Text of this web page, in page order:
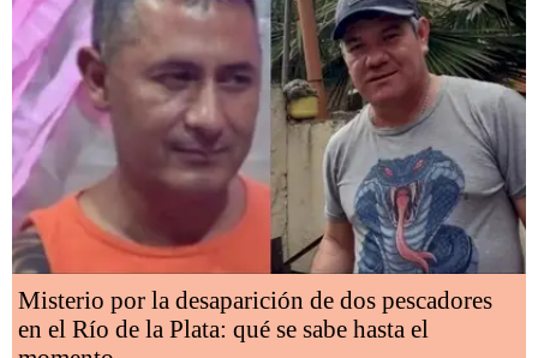
Misterio por la desaparición de dos pescadores
en el Río de la Plata: qué se sabe hasta el